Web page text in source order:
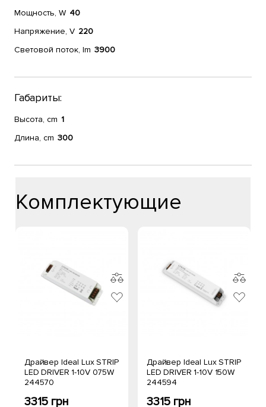
Мощность, W 40
Напряжение, V 220
Световой поток, lm 3900
Габариты:
Высота, cm 1
Длина, cm 300
Комплектующие
Драйвер Ideal Lux STRIP
LED DRIVER 1-10V 075W
244570
3315 грн
Драйвер Ideal Lux STRIP
LED DRIVER 1-10V 150W
244594
3315 грн